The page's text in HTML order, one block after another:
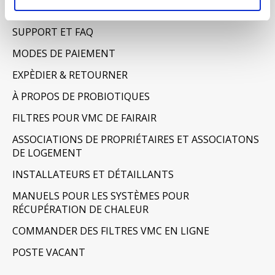
AVERTISSEMENT & CONFIDENTIALITÉ
SUPPORT ET FAQ
MODES DE PAIEMENT
EXPÈDIER & RETOURNER
À PROPOS DE PROBIOTIQUES
FILTRES POUR VMC DE FAIRAIR
ASSOCIATIONS DE PROPRIÉTAIRES ET ASSOCIATONS
DE LOGEMENT
INSTALLATEURS ET DÉTAILLANTS
MANUELS POUR LES SYSTÈMES POUR
RÉCUPÉRATION DE CHALEUR
COMMANDER DES FILTRES VMC EN LIGNE
POSTE VACANT